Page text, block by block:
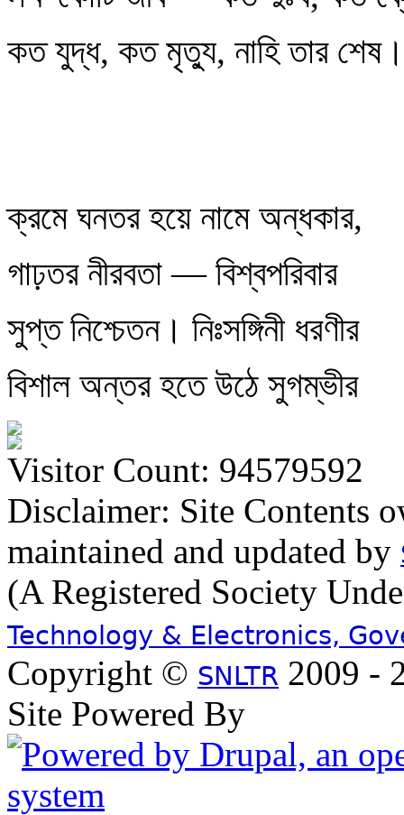
কত যুদ্ধ, কত মৃত্যু, নাহি তার শেষ।
ক্রমে ঘনতর হয়ে নামে অন্ধকার,
গাঢ়তর নীরবতা — বিশ্বপরিবার
সুপ্ত নিশ্চেতন। নিঃসঙ্গিনী ধরণীর
বিশাল অন্তর হতে উঠে সুগম্ভীর
Visitor Count: 94579592
Disclaimer: Site Contents
maintained and updated by
(A Registered Society
Technology & Electronics,
Copyright © SNLTR 2009 -
Site Powered By